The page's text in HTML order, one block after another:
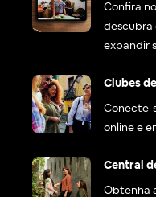
Confira
descubra
expandir
Clubes
Conecte-
online e
Central
Obtenha